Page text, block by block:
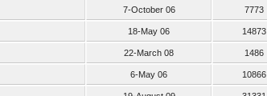
7-October 06 7773
18-May 06 14873
22-March 08 1486
6-May 06 10866